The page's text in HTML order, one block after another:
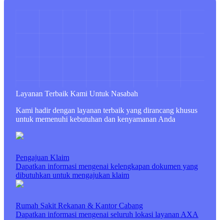
Layanan Terbaik Kami Untuk Nasabah
Kami hadir dengan layanan terbaik yang dirancang khusus
untuk memenuhi kebutuhan dan kenyamanan Anda
Pengajuan Klaim
Dapatkan informasi mengenai kelengkapan dokumen yang
dibutuhkan untuk mengajukan klaim
Rumah Sakit Rekanan & Kantor Cabang
Dapatkan informasi mengenai seluruh lokasi layanan AXA